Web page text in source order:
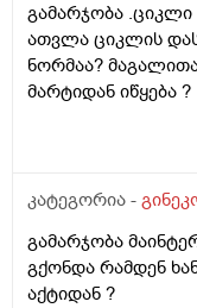
გამარჯობა .ციკლი
ათვლა ციკლის
ნორმაა?
მარტიდან იწყება ?
კატეგორია -
გამარჯობა
გქონდა რამდენ
აქტიდან ?